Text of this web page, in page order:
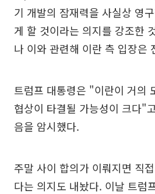
기 개발의 잠재력을 사실상 영
게 할 것이라는 의지를 강조한
나 이와 관련해 이란 측 입장은
트럼프 대통령은 "이란이 거의
협상이 타결될 가능성이 크다"
음을 암시했다.
주말 사이 합의가 이뤄지면 직
다는 의지도 내놨다. 이날 트럼